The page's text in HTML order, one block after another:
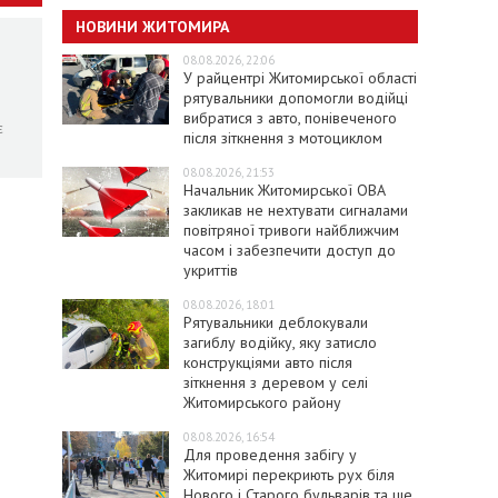
НОВИНИ ЖИТОМИРА
08.08.2026, 22:06
У райцентрі Житомирської області
рятувальники допомогли водійці
вибратися з авто, понівеченого
після зіткнення з мотоциклом
08.08.2026, 21:53
Начальник Житомирської ОВА
закликав не нехтувати сигналами
повітряної тривоги найближчим
часом і забезпечити доступ до
укриттів
08.08.2026, 18:01
Рятувальники деблокували
загиблу водійку, яку затисло
конструкціями авто після
зіткнення з деревом у селі
Житомирського району
08.08.2026, 16:54
Для проведення забігу у
Житомирі перекриють рух біля